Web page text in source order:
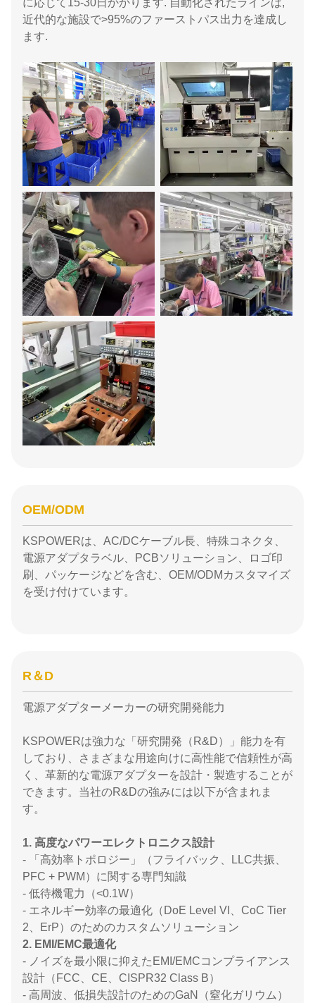
に応じて15-30日かかります. 自動化されたラインは,
近代的な施設で>95%のファーストパス出力を達成し
ます.
OEM/ODM
KSPOWERは、AC/DCケーブル長、特殊コネクタ、
電源アダプタラベル、PCBソリューション、ロゴ印
刷、パッケージなどを含む、OEM/ODMカスタマイズ
を受け付けています。
R＆D
電源アダプターメーカーの研究開発能力
KSPOWERは強力な「研究開発（R&D）」能力を有
しており、さまざまな用途向けに高性能で信頼性が高
く、革新的な電源アダプターを設計・製造することが
できます。当社のR&Dの強みには以下が含まれま
す。
1. 高度なパワーエレクトロニクス設計
- 「高効率トポロジー」（フライバック、LLC共振、
PFC + PWM）に関する専門知識
- 低待機電力（<0.1W）
- エネルギー効率の最適化（DoE Level VI、CoC Tier
2、ErP）のためのカスタムソリューション
2. EMI/EMC最適化
- ノイズを最小限に抑えたEMI/EMCコンプライアンス
設計（FCC、CE、CISPR32 Class B）
- 高周波、低損失設計のためのGaN（窒化ガリウム）